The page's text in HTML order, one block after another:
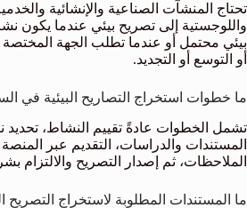
تحتاج المنشآت الصناعية والإنشائية
واللوجستية إلى تصريح بيئي عندما يكون
بيئي محتمل أو عندما تطلب الجهة
أو التوسع أو التجديد.
ما خطوات استخراج التصاريح البيئية في
تشمل الخطوات عادةً تقييم النشاط، تحديد
المستندات والدراسات، التقديم عبر
الملاحظات، ثم إصدار التصريح والالتزام
ما المستندات المطلوبة لاستخراج التصريح